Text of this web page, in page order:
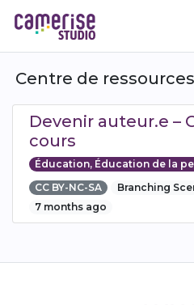
au
contenu
Centre de ressources
Devenir auteur.e –
cours
Éducation, Éducation de la
CC BY-NC-SA
Branching
7 months ago